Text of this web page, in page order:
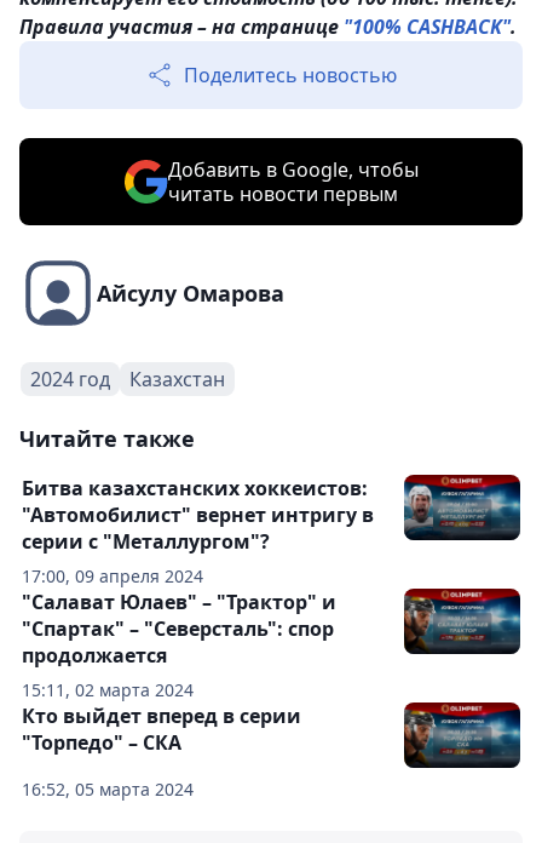
Правила участия – на странице "100% CASHBACK".
Поделитесь новостью
Добавить в Google, чтобы
читать новости первым
Айсулу Омарова
2024 год Казахстан
Читайте также
17:00, 09 апреля 2024
Битва казахстанских хоккеистов:
"Автомобилист" вернет интригу в
серии с "Металлургом"?
15:11, 02 марта 2024
"Салават Юлаев" – "Трактор" и
"Спартак" – "Северсталь": спор
продолжается
16:52, 05 марта 2024
Кто выйдет вперед в серии
"Торпедо" – СКА